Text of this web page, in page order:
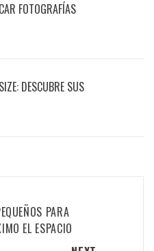
FOTOGRAFÍAS
DESCUBRE SUS
PARA
EL ESPACIO